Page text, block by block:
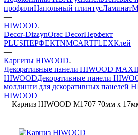
профилиНапольный плинтусЛаминат
—
HIWOOD
Decor-DizaynOrac DecorПерфект
PLUSПЕРФЕКТNMCARTFLEXКлей
—
Карнизы HIWOOD
Декоративные панели HIWOOD
HIWOODДекоративные панели
молдинги для декоративных панелей
HIWOOD
—Карниз HIWOOD M1707 70мм х